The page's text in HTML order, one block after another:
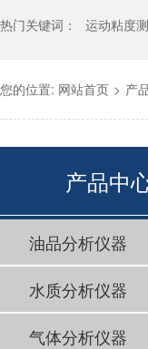
热门关键词： 运动粘度
您的位置: 网站首页 > 产
产品中
油品分析仪器
水质分析仪器
气体分析仪器